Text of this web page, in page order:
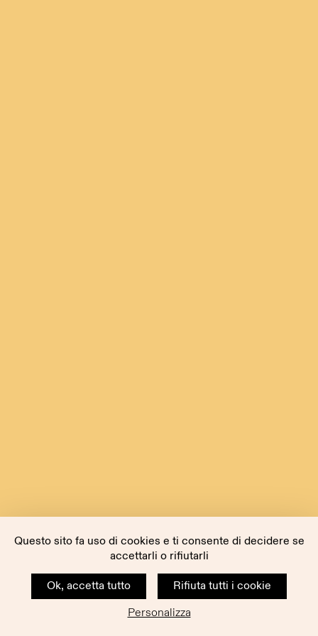
Questo sito fa uso di cookies e ti consente di decidere se
accettarli o rifiutarli
Ok, accetta tutto
Rifiuta tutti i cookie
Personalizza